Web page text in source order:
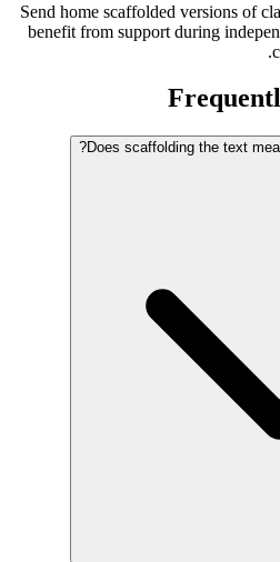
Send home scaffolded versions of
benefit from support during
Does scaffolding the text